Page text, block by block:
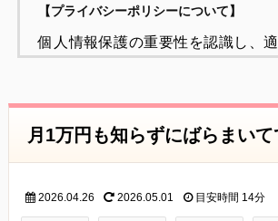
【プライバシーポリシーについて】
個人情報保護の重要性を認識し、適
生年月日、性別、電話番号、
月1万円も知らずにばらまいて
2026.04.26 2026.05.01 目安時間 14分